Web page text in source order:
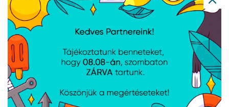
Lenovo Dual Display
Travel Dock - Eclipse
Black
Lenovo ThinkPad Smart
Dock G2 7500 - 135W -
Eclipse Black